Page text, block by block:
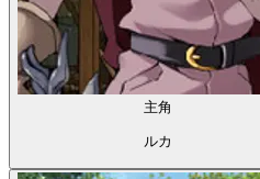
主角
ルカ